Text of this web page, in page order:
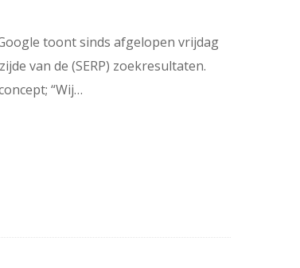
toont sinds afgelopen vrijdag
van de (SERP) zoekresultaten.
“Wij…